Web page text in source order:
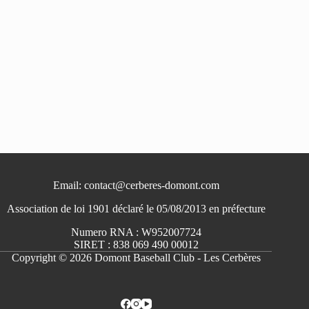
Email: contact@cerberes-domont.com
Association de loi 1901 déclaré le 05/08/2013 en préfecture
Numero RNA : W952007724
SIRET : 838 069 490 00012
Copyright © 2026 Domont Baseball Club - Les Cerbères